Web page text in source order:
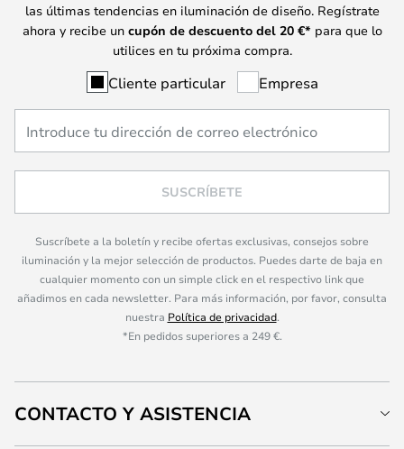
las últimas tendencias en iluminación de diseño. Regístrate
ahora y recibe un cupón de descuento del 20 €* para que lo
utilices en tu próxima compra.
Cliente particular Empresa
SUSCRÍBETE
Suscríbete a la boletín y recibe ofertas exclusivas, consejos sobre
iluminación y la mejor selección de productos. Puedes darte de baja en
cualquier momento con un simple click en el respectivo link que
añadimos en cada newsletter. Para más información, por favor, consulta
nuestra Política de privacidad.
*En pedidos superiores a 249 €.
CONTACTO Y ASISTENCIA